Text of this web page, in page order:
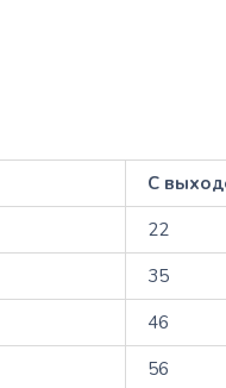
С
22
35
46
56